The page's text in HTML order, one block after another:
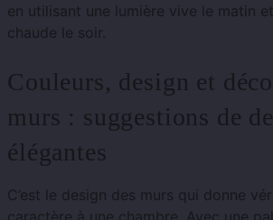
en utilisant une lumière vive le matin
chaude le soir.
Couleurs, design et
murs : suggestions de
élégantes
C’est le design des murs qui donne